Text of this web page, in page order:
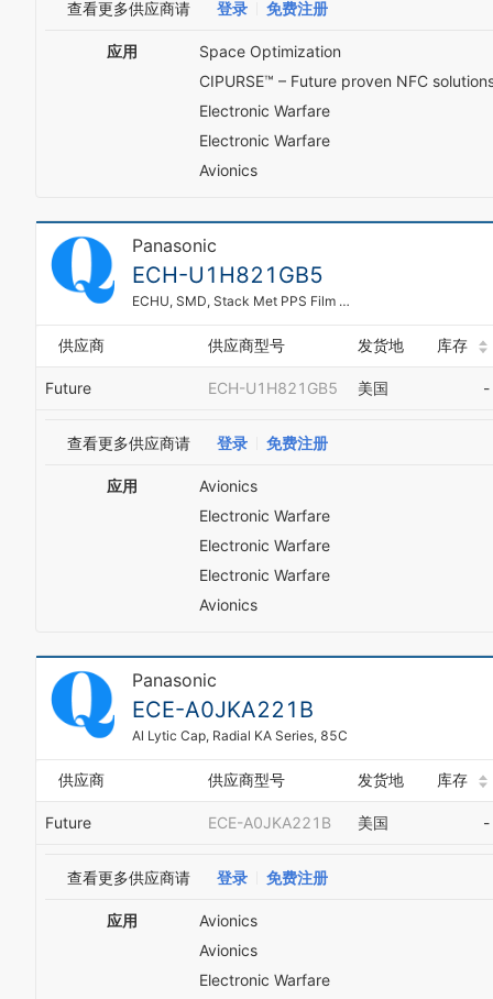
查看更多供应商请 登录 免费注册
应用
Space Optimization
CIPURSE™ – Future proven NFC
Electronic Warfare
Electronic Warfare
Avionics
Panasonic
ECH-U1H821GB5
ECHU, SMD, Stack Met PPS Film Cap
供应商 供应商型号 发货地 库存
Future ECH-U1H821GB5 美国 -
查看更多供应商请 登录 免费注册
应用
Avionics
Electronic Warfare
Electronic Warfare
Electronic Warfare
Avionics
Panasonic
ECE-A0JKA221B
Al Lytic Cap, Radial KA Series, 85C
供应商 供应商型号 发货地 库存
Future ECE-A0JKA221B 美国 -
查看更多供应商请 登录 免费注册
应用
Avionics
Avionics
Electronic Warfare